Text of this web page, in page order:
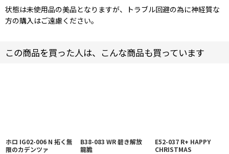
状態は未使用品の美品となりますが、トラブル回避の為に神経質な
方の購入はご遠慮ください。
この商品を買った人は、こんな商品も買っています
ホロ IG02-006 N 拓く無
限のカデンツァ
B38-083 WR 碧き解放
龍膽
E52-037 R+ HAPPY
CHRISTMAS